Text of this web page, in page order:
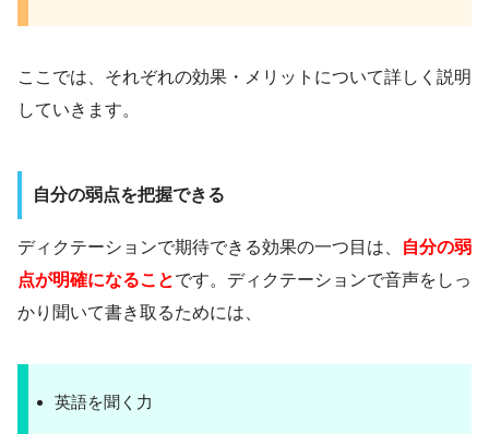
ここでは、それぞれの効果・メリットについて詳しく説明
していきます。
自分の弱点を把握できる
ディクテーションで期待できる効果の一つ目は、
自分の弱
点が明確になることです。ディクテーションで音声をしっ
かり聞いて書き取るためには、
英語を聞く力